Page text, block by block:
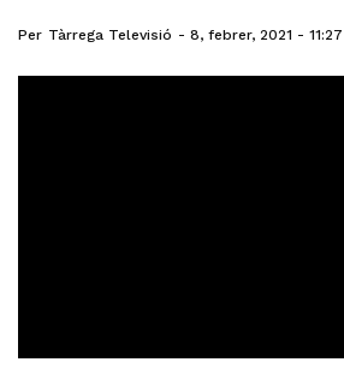
Per Tàrrega Televisió 8, febrer, 2021 - 11:27